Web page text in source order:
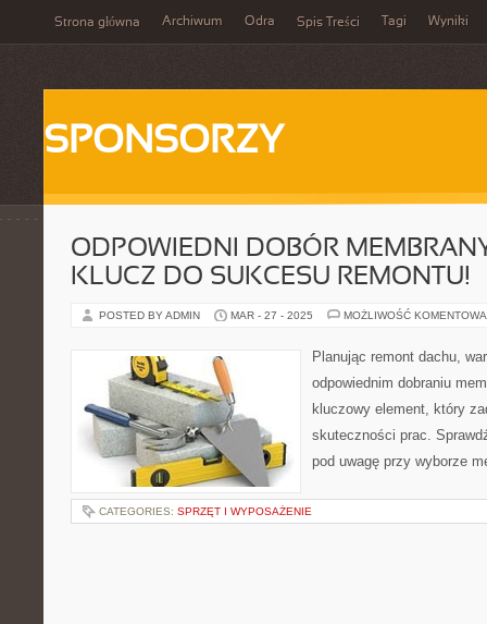
Strona główna Archiwum Odra Spis Treści Tagi Wyniki
SPONSORZY
ODPOWIEDNI DOBÓR
KLUCZ DO SUKCESU REMONTU!
POSTED BY ADMIN MAR - 27 - 2025 MOŻLIWOŚĆ
Planując remont dachu,
odpowiednim dobraniu
kluczowy element, który
skuteczności prac.
pod uwagę przy wyborze
CATEGORIES: SPRZĘT I WYPOSAŻENIE